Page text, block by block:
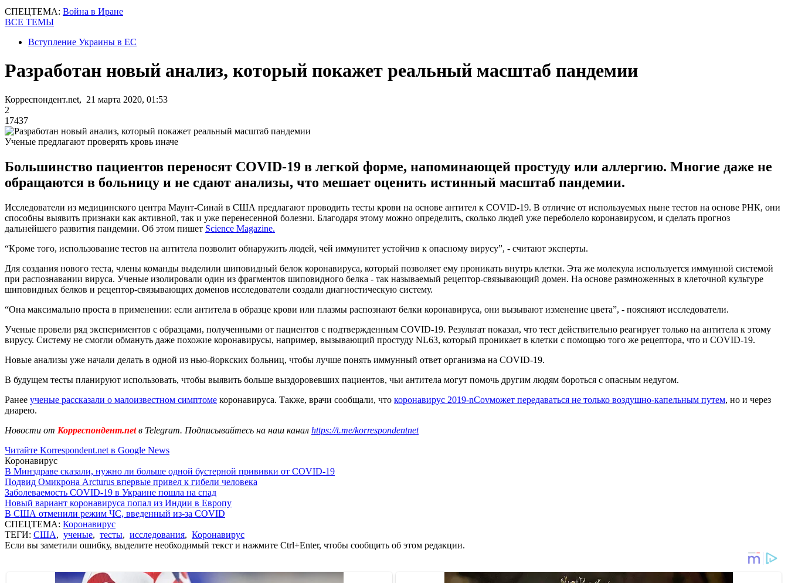
СПЕЦТЕМА: Война в Иране
ВСЕ ТЕМЫ
Вступление Украины в ЕС
Разработан новый анализ, который покажет реальный масштаб пандемии
Корреспондент.net, 21 марта 2020, 01:53
2
17437
Ученые предлагают проверять кровь иначе
Большинство пациентов переносят COVID-19 в легкой форме, напоминающей простуду или аллергию. Многие даже не
обращаются в больницу и не сдают анализы, что мешает оценить истинный масштаб пандемии.
Исследователи из медицинского центра Маунт-Синай в США предлагают проводить тесты крови на основе антител к COVID-19. В отличие от используемых ныне тестов на основе РНК, они
способны выявить признаки как активной, так и уже перенесенной болезни. Благодаря этому можно определить, сколько людей уже переболело коронавирусом, и сделать прогноз
дальнейшего развития пандемии. Об этом пишет Science Magazine.
“Кроме того, использование тестов на антитела позволит обнаружить людей, чей иммунитет устойчив к опасному вирусу”, - считают эксперты.
Для создания нового теста, члены команды выделили шиповидный белок коронавируса, который позволяет ему проникать внутрь клетки. Эта же молекула используется иммунной системой
при распознавании вируса. Ученые изолировали один из фрагментов шиповидного белка - так называемый рецептор-связывающий домен. На основе размноженных в клеточной культуре
шиповидных белков и рецептор-связывающих доменов исследователи создали диагностическую систему.
“Она максимально проста в применении: если антитела в образце крови или плазмы распознают белки коронавируса, они вызывают изменение цвета”, - поясняют исследователи.
Ученые провели ряд экспериментов с образцами, полученными от пациентов с подтвержденным COVID-19. Результат показал, что тест действительно реагирует только на антитела к этому
вирусу. Систему не смогли обмануть даже похожие коронавирусы, например, вызывающий простуду NL63, который проникает в клетки с помощью того же рецептора, что и COVID-19.
Новые анализы уже начали делать в одной из нью-йоркских больниц, чтобы лучше понять иммунный ответ организма на COVID-19.
В будущем тесты планируют использовать, чтобы выявить больше выздоровевших пациентов, чьи антитела могут помочь другим людям бороться с опасным недугом.
Ранее ученые рассказали о малоизвестном симптоме коронавируса. Также, врачи сообщали, что коронавирус 2019-nCovможет передаваться не только воздушно-капельным путем, но и через
диарею.
Новости от Корреспондент.netв Telegram. Подписывайтесь на наш канал https://t.me/korrespondentnet
Читайте Korrespondent.net в Google News
Коронавирус
В Минздраве сказали, нужно ли больше одной бустерной прививки от COVID-19
Подвид Омикрона Arcturus впервые привел к гибели человека
Заболеваемость COVID-19 в Украине пошла на спад
Новый вариант коронавируса попал из Индии в Европу
В США отменили режим ЧС, введенный из-за COVID
СПЕЦТЕМА: Коронавирус
ТЕГИ: США, ученые, тесты, исследования, Коронавирус
Если вы заметили ошибку, выделите необходимый текст и нажмите Ctrl+Enter, чтобы сообщить об этом редакции.